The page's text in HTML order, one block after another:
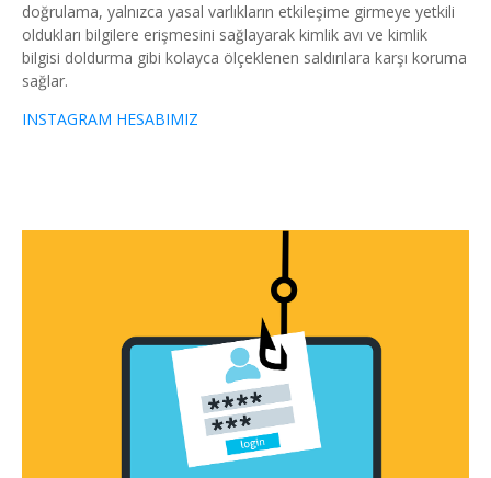
doğrulama, yalnızca yasal varlıkların etkileşime girmeye yetkili
oldukları bilgilere erişmesini sağlayarak kimlik avı ve kimlik
bilgisi doldurma gibi kolayca ölçeklenen saldırılara karşı koruma
sağlar.
INSTAGRAM HESABIMIZ